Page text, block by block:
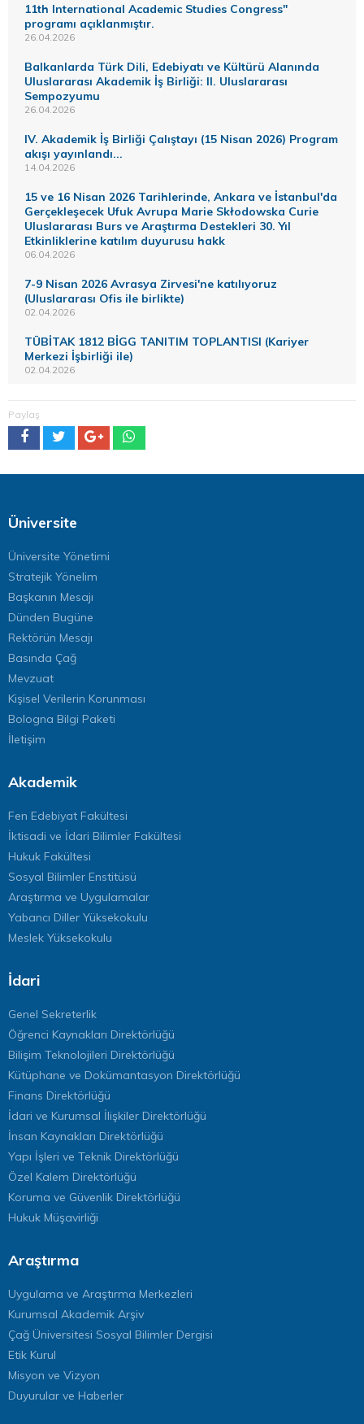
11th International Academic Studies Congress"
programı açıklanmıştır.
26.04.2026
Balkanlarda Türk Dili, Edebiyatı ve Kültürü Alanında
Uluslararası Akademik İş Birliği: II. Uluslararası
Sempozyumu
26.04.2026
IV. Akademik İş Birliği Çalıştayı (15 Nisan 2026) Program
akışı yayınlandı...
14.04.2026
15 ve 16 Nisan 2026 Tarihlerinde, Ankara ve İstanbul'da
Gerçekleşecek Ufuk Avrupa Marie Skłodowska Curie
Uluslararası Burs ve Araştırma Destekleri 30. Yıl
Etkinliklerine katılım duyurusu hakk
06.04.2026
7-9 Nisan 2026 Avrasya Zirvesi'ne katılıyoruz
(Uluslararası Ofis ile birlikte)
02.04.2026
TÜBİTAK 1812 BİGG TANITIM TOPLANTISI (Kariyer
Merkezi İşbirliği ile)
02.04.2026
Paylaş
Üniversite
Üniversite Yönetimi
Stratejik Yönelim
Başkanın Mesajı
Dünden Bugüne
Rektörün Mesajı
Basında Çağ
Mevzuat
Kişisel Verilerin Korunması
Bologna Bilgi Paketi
İletişim
Akademik
Fen Edebiyat Fakültesi
İktisadi ve İdari Bilimler Fakültesi
Hukuk Fakültesi
Sosyal Bilimler Enstitüsü
Araştırma ve Uygulamalar
Yabancı Diller Yüksekokulu
Meslek Yüksekokulu
İdari
Genel Sekreterlik
Öğrenci Kaynakları Direktörlüğü
Bilişim Teknolojileri Direktörlüğü
Kütüphane ve Dokümantasyon Direktörlüğü
Finans Direktörlüğü
İdari ve Kurumsal İlişkiler Direktörlüğü
İnsan Kaynakları Direktörlüğü
Yapı İşleri ve Teknik Direktörlüğü
Özel Kalem Direktörlüğü
Koruma ve Güvenlik Direktörlüğü
Hukuk Müşavirliği
Araştırma
Uygulama ve Araştırma Merkezleri
Kurumsal Akademik Arşiv
Çağ Üniversitesi Sosyal Bilimler Dergisi
Etik Kurul
Misyon ve Vizyon
Duyurular ve Haberler